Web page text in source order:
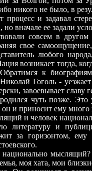
никого не было, в
процесс и задавал
но вначале ее задали
совсем в другом
свое
любого
возникает тогда,
Обратимся к
Гоголь -
завоевывает славу
чуть позже.
он и приносит ему
и человек
литературу и
за горизонтом,
мыслящий?
моя хата, мои